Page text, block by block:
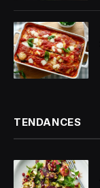
© DR
TENDANCES